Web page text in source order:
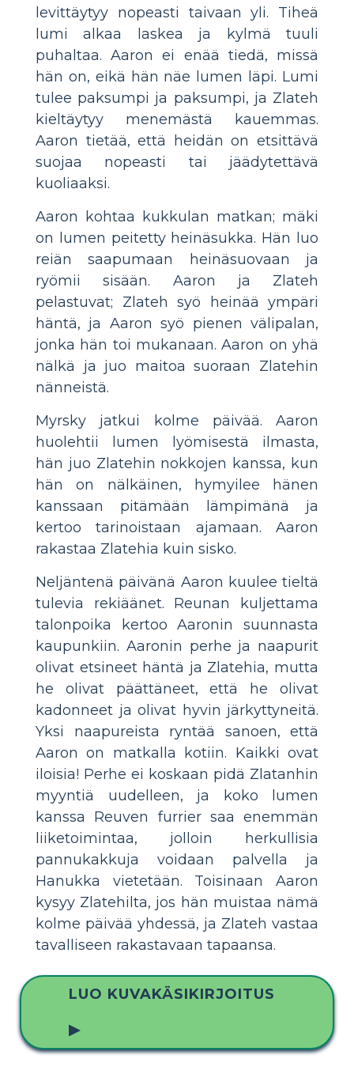
levittäytyy nopeasti taivaan yli. Tiheä
lumi alkaa laskea ja kylmä tuuli
puhaltaa. Aaron ei enää tiedä, missä
hän on, eikä hän näe lumen läpi. Lumi
tulee paksumpi ja paksumpi, ja Zlateh
kieltäytyy menemästä kauemmas.
Aaron tietää, että heidän on etsittävä
suojaa nopeasti tai jäädytettävä
kuoliaaksi.
Aaron kohtaa kukkulan matkan; mäki
on lumen peitetty heinäsukka. Hän luo
reiän saapumaan heinäsuovaan ja
ryömii sisään. Aaron ja Zlateh
pelastuvat; Zlateh syö heinää ympäri
häntä, ja Aaron syö pienen välipalan,
jonka hän toi mukanaan. Aaron on yhä
nälkä ja juo maitoa suoraan Zlatehin
nänneistä.
Myrsky jatkui kolme päivää. Aaron
huolehtii lumen lyömisestä ilmasta,
hän juo Zlatehin nokkojen kanssa, kun
hän on nälkäinen, hymyilee hänen
kanssaan pitämään lämpimänä ja
kertoo tarinoistaan ​​ajamaan. Aaron
rakastaa Zlatehia kuin sisko.
Neljäntenä päivänä Aaron kuulee tieltä
tulevia rekiäänet. Reunan kuljettama
talonpoika kertoo Aaronin suunnasta
kaupunkiin. Aaronin perhe ja naapurit
olivat etsineet häntä ja Zlatehia, mutta
he olivat päättäneet, että he olivat
kadonneet ja olivat hyvin järkyttyneitä.
Yksi naapureista ryntää sanoen, että
Aaron on matkalla kotiin. Kaikki ovat
iloisia! Perhe ei koskaan pidä Zlatanhin
myyntiä uudelleen, ja koko lumen
kanssa Reuven furrier saa enemmän
liiketoimintaa, jolloin herkullisia
pannukakkuja voidaan palvella ja
Hanukka vietetään. Toisinaan Aaron
kysyy Zlatehilta, jos hän muistaa nämä
kolme päivää yhdessä, ja Zlateh vastaa
tavalliseen rakastavaan tapaansa.
LUO KUVAKÄSIKIRJOITUS
▶